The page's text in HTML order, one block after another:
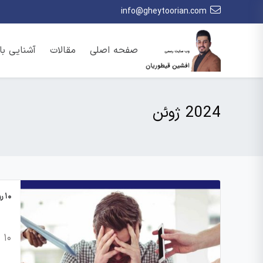
info@gheytoorian.com
صفحه اصلی مقالات آشنایی
2024 ژوئن
۱۰ روش مبارزه با استرس کاری
۱۰ روش مبارزه با استرس کاری در دنیای…